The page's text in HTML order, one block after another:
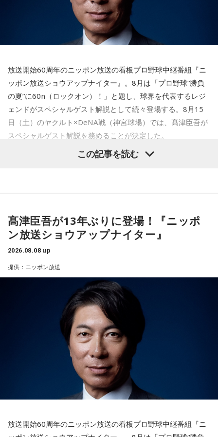
っておくことが、いざという時の本当の強さになるのかもし
■監修者プロフィール：蝶ちょ（ちょうちょ）
池袋占い館セレーネ所属。電話占いメルにも出演。第六感で
命、宿曜占星術でオーダーメイドの鑑定を手掛ける。転職、
結婚、離別など多くの経験から、今どう動くべきか悩む人に
寄り添いナビゲートする。
Webサイト： https://selene-uranai.com/
YouTube：https://www.youtube.com/@ataru-uranai
とする「本当に大切なもの」を暗示しています。冷静ではい
られない極限の場面でこそ、普段は隠れているあなたの本性
鳩のぬいぐるみは「愛情」を暗示しています。あなたは追い
詰められても、自分より大切な誰かを思い浮かべる、利他的
なタイプ。窮地でこそ人にやさしくできる、あたたかい心の
持ち主です。ただ、自分を後回しにしすぎないよう気をつけ
てください。
2．身分証……本性は「したたかな悪魔」
身分証は「あなた自身の存在」を暗示しています。あなたは
窮地に立たされると、何よりまず自分を守り抜く、利己的な
乾電池は「内に秘めたエネルギー」を暗示しています。あな
たは追い詰められると、理屈より先に、その時の衝動でとっ
さに動く本能タイプ。ある意味では、いちばん人間らしいか
もしれません。勢いが吉と出ることも多いですが、一呼吸置
いて考える癖もつけてみて。
4．懐中電灯……本性は「冷静な神様!?」
懐中電灯は「今後の見通し」を暗示しています。あなたは極
限の場面でもパニックにならず、状況を一歩引いて見極める
冷静沈着なタイプ。感情に飲まれず、俯瞰して考えられるタ
イプです。ただ、いつも冷静すぎると近寄りがたく見られる
こともあるので、時には素直になってみましょう。
天使も悪魔も、どちらもあなたの一部。自分の中の両方を知
っておくことが、いざという時の本当の強さになるのかもし
■監修者プロフィール：蝶ちょ（ちょうちょ）
放送開始60周年のニッポン放送の看板プロ野球中継番組『ニ
ッポン放送ショウアップナイター』。8月は「プロ野球“勝負
の夏”に60n（ロックオン）！」と題し、球界を代表するレジ
ェンドがスペシャルゲスト解説として続々登場する。8月15
日（土）のヤクルト×DeNA戦（神宮球場）では、髙津臣吾が
スペシャルゲスト解説を務めることが決定した。
シーズン、ヤクルトの監督を務め、前年最下位からの日本
一、球団初のリーグ連覇を成し遂げた。
選手としても指揮官としてもヤクルトが誇る球界のレジェン
ドといえる髙津が8月15日（土）に神宮球場で行われる「ヤ
クルト×DeNA」に『ニッポン放送ショウアップナイター』の
スペシャルゲスト解説として登場する。現役時代は『ニッポ
ン放送ショウアップナイター』の事前情報番組でレギュラー
出演コーナーを持つなど、ニッポン放送リスナーにはお馴染
みの髙津だが、『ニッポン放送ショウアップナイター』で解
説を務めるのは2013年以来、13年ぶりとなる。
ペナントレースも終盤に差し掛かり、古巣・ヤクルトにとっ
て勝負の夏となる神宮球場の一戦での髙津氏ならではの視点
『ニッポン放送ショウアップナイター』では、今後も60周年
この記事を読む
髙津臣吾が13年ぶりに登場！『ニッポ
ン放送ショウアップナイター』
2026.08.08 up
提供：ニッポン放送
放送開始60周年のニッポン放送の看板プロ野球中継番組『ニ